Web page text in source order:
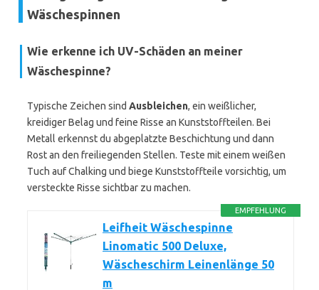
Wäschespinnen
Wie erkenne ich UV-Schäden an meiner
Wäschespinne?
Typische Zeichen sind Ausbleichen, ein weißlicher,
kreidiger Belag und feine Risse an Kunststoffteilen. Bei
Metall erkennst du abgeplatzte Beschichtung und dann
Rost an den freiliegenden Stellen. Teste mit einem weißen
Tuch auf Chalking und biege Kunststoffteile vorsichtig, um
versteckte Risse sichtbar zu machen.
EMPFEHLUNG
Leifheit Wäschespinne
Linomatic 500 Deluxe,
Wäscheschirm Leinenlänge 50
m